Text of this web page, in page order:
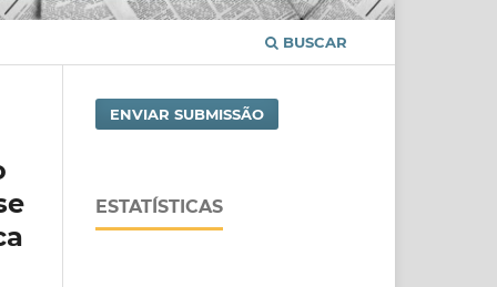
BUSCAR
ENVIAR SUBMISSÃO
ESTATÍSTICAS